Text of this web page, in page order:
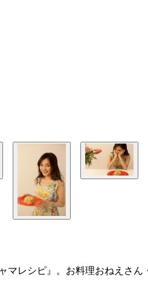
レシピ』。お料理おねえさん